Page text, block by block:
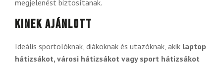
megjelenést biztosítanak.
Kinek ajánlott
Ideális sportolóknak, diákoknak és utazóknak, akik laptop
hátizsákot, városi hátizsákot vagy sport hátizsákot